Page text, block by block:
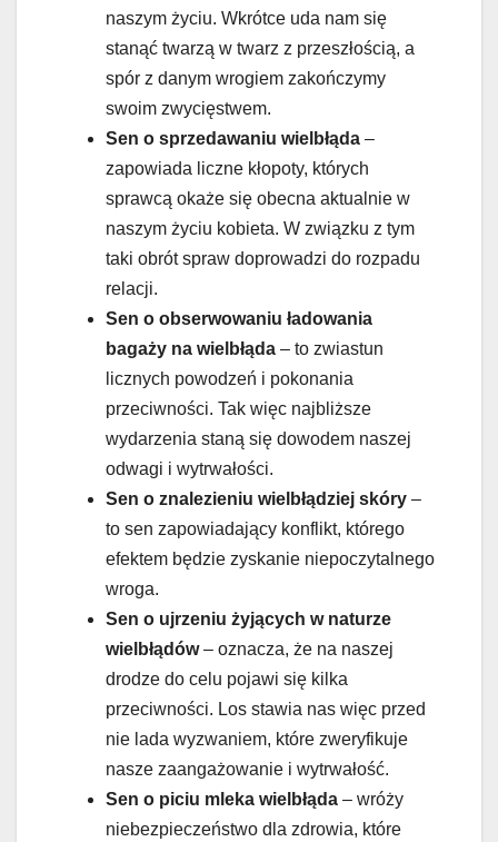
naszym życiu. Wkrótce uda nam się
stanąć twarzą w twarz z przeszłością, a
spór z danym wrogiem zakończymy
swoim zwycięstwem.
Sen o sprzedawaniu wielbłąda –
zapowiada liczne kłopoty, których
sprawcą okaże się obecna aktualnie w
naszym życiu kobieta. W związku z tym
taki obrót spraw doprowadzi do rozpadu
relacji.
Sen o obserwowaniu ładowania
bagaży na wielbłąda – to zwiastun
licznych powodzeń i pokonania
przeciwności. Tak więc najbliższe
wydarzenia staną się dowodem naszej
odwagi i wytrwałości.
Sen o znalezieniu wielbłądziej skóry –
to sen zapowiadający konflikt, którego
efektem będzie zyskanie niepoczytalnego
wroga.
Sen o ujrzeniu żyjących w naturze
wielbłądów– oznacza, że na naszej
drodze do celu pojawi się kilka
przeciwności. Los stawia nas więc przed
nie lada wyzwaniem, które zweryfikuje
nasze zaangażowanie i wytrwałość.
Sen o piciu mleka wielbłąda – wróży
niebezpieczeństwo dla zdrowia, które